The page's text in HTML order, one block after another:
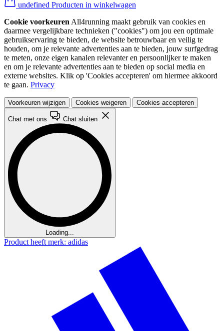
undefined Producten in winkelwagen
Cookie voorkeuren All4running maakt gebruik van cookies en
daarmee vergelijkbare technieken ("cookies") om jou een optimale
gebruikservaring te bieden, de website betrouwbaar en veilig te
houden, om je relevante advertenties aan te bieden, jouw surfgedrag
te meten, onze eigen kanalen relevanter en persoonlijker te maken
en om je relevante advertenties aan te bieden op social media en
externe websites. Klik op 'Cookies accepteren' om hiermee akkoord
te gaan. Privacy
Voorkeuren wijzigen Cookies weigeren Cookies accepteren
Chat met ons Chat sluiten
Loading...
Product heeft merk: adidas